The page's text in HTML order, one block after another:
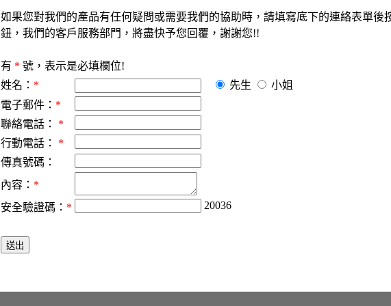
如果您對我們的產品有任何疑問或需要我們的協助時，請填寫底下的連絡表單後
鈕，我們的客戶服務部門，將盡快予您回覆，謝謝您!!
有 * 號，表示是必填欄位!
姓名： * 先生
小姐
電子郵件： *
聯絡電話： *
行動電話： *
傳真號碼：
內容： *
安全驗證碼： * 20036